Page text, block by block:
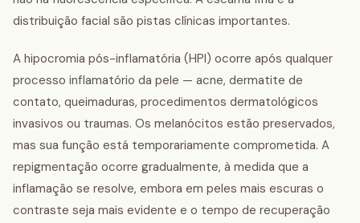
distribuição facial são pistas clínicas importantes.
A hipocromia pós-inflamatória (HPI) ocorre após qualquer
processo inflamatório da pele — acne, dermatite de
contato, queimaduras, procedimentos dermatológicos
invasivos ou traumas. Os melanócitos estão preservados,
mas sua função está temporariamente comprometida. A
repigmentação ocorre gradualmente, à medida que a
inflamação se resolve, embora em peles mais escuras o
contraste seja mais evidente e o tempo de recuperação